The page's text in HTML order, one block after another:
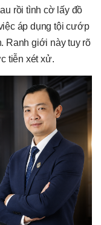
rồi tình cờ lấy đồ
áp dụng tội cướp
Ranh giới này tuy rõ
tiễn xét xử.